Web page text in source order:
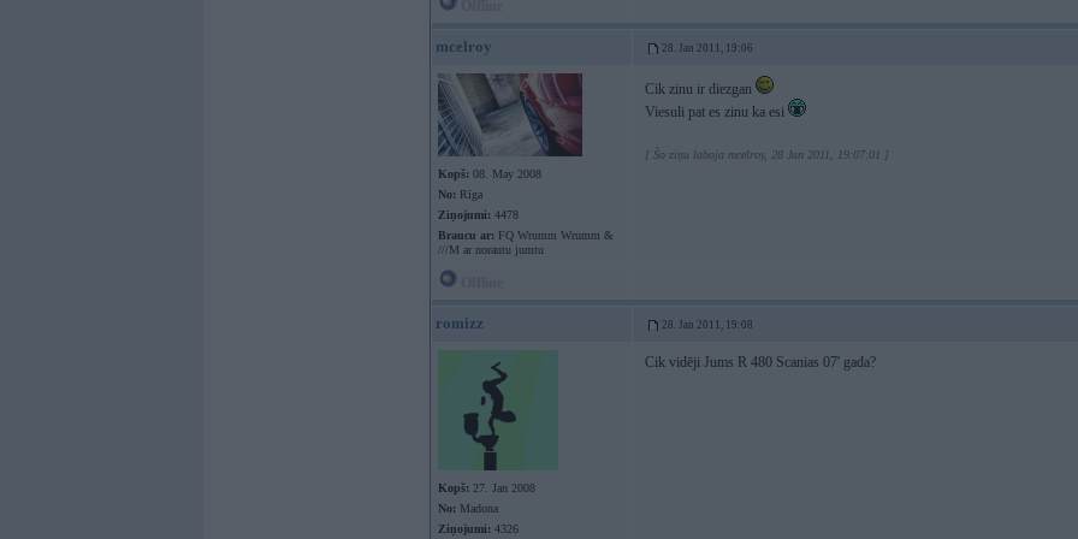
mcelroy 28. Jan 2011, 19:06
Kopš: 08. May 2008
No: Rīga
Ziņojumi: 4478
Braucu ar: FQ Wrumm Wrumm &
///M ar norautu jumtu
Cik zinu ir diezgan
Viesuli pat es zinu ka esi
[ Šo ziņu laboja mcelroy, 28 Jan 2011, 19:07:01 ]
romizz 28. Jan 2011, 19:08
Kopš: 27. Jan 2008
No: Madona
Ziņojumi: 4326
Cik vidēji Jums R 480 Scanias 07' gada?